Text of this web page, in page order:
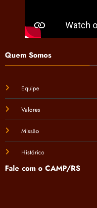
Quem Somos
Equipe
Valores
Missão
Histórico
Fale com o CAMP/RS